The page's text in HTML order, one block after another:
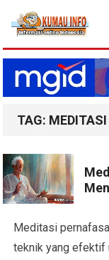
Blog Kumau Info
TAG: MEDITASI
Meditasi
teknik yang efektif